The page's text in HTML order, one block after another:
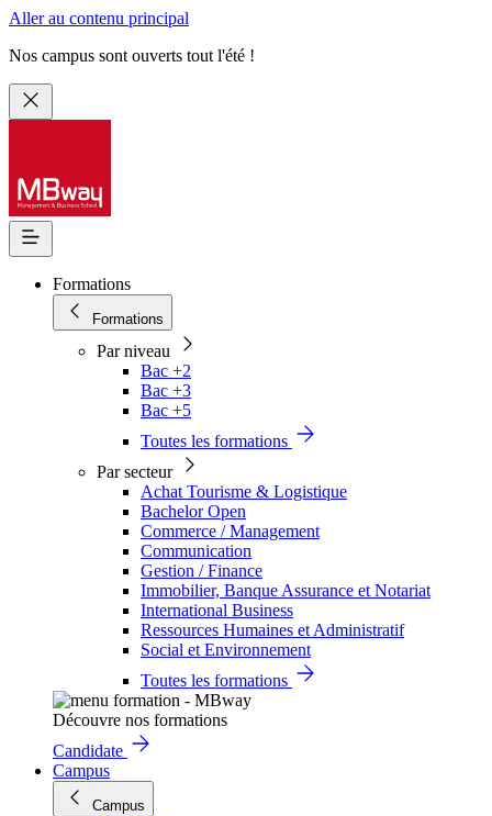
Aller au contenu principal
Nos campus sont ouverts tout l'été !
Formations
Formations
Par niveau
Bac +2
Bac +3
Bac +5
Toutes les formations
Par secteur
Achat Tourisme & Logistique
Bachelor Open
Commerce / Management
Communication
Gestion / Finance
Immobilier, Banque Assurance et Notariat
International Business
Ressources Humaines et Administratif
Social et Environnement
Toutes les formations
Découvre nos formations
Candidate
Campus
Campus